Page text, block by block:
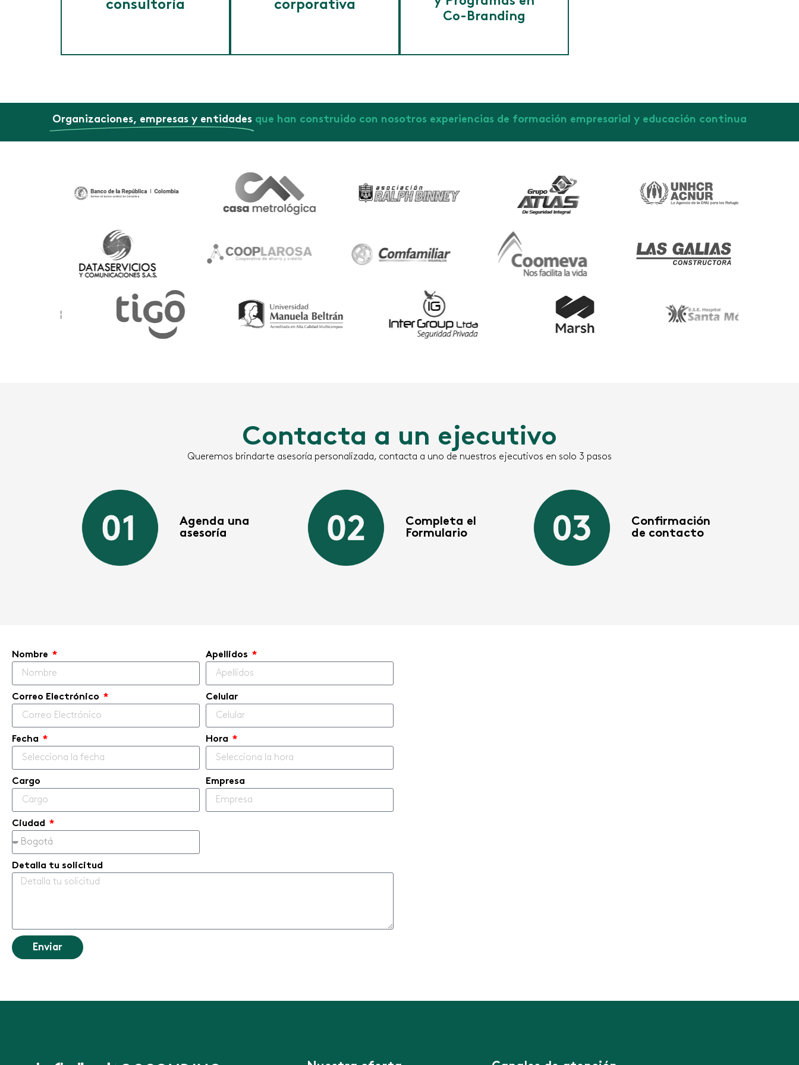
consultoría
las necesidades detectadas al
interior de la organización,
encaminadas a potenciar y
organización.
corporativa
Definición propuesta de valor UC
Diseño de modelo de formación
comunicación
Prueba Piloto
Co-Branding
por personas naturales o jurídicas con el
propósito de acreditar su calidad y
acuerdo con las decisiones tomadas por
las partes involucradas.
Organizaciones, empresas y entidades que han construido con nosotros experiencias de formación empresarial y educación continua
Contacta a un ejecutivo
Queremos brindarte asesoría personalizada, contacta a uno de nuestros ejecutivos en solo 3 pasos
Agenda una
asesoría
Completa el
Formulario
Confirmación
de contacto
Nombre Apellidos
Correo Electrónico Celular
Fecha Hora
Cargo Empresa
Ciudad
Detalla tu solicitud
Enviar